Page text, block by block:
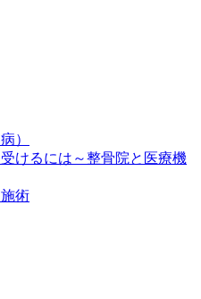
）
けるには～整骨院と医療機
術